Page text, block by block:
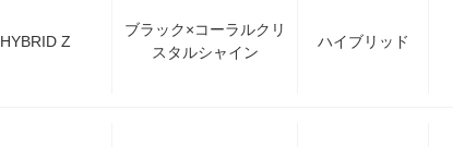
HYBRID Z
ブラック×コーラルクリ
スタルシャイン
ハイブリッド